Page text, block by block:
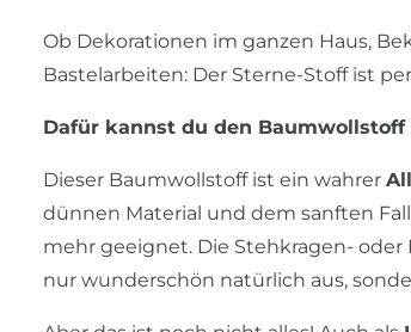
Ob Dekorationen im ganzen Haus,
Bastelarbeiten: Der Sterne-Stoff ist
Dafür kannst du den
Dieser Baumwollstoff ist ein wahrer
dünnen Material und dem sanften
mehr geeignet. Die Stehkragen-
nur wunderschön natürlich aus,